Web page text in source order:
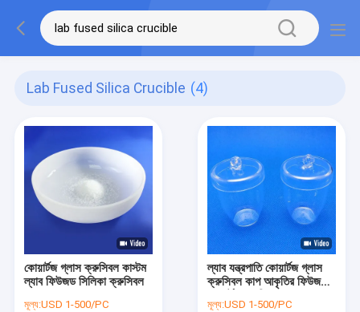
Lab Fused Silica Crucible (4)
কোয়ার্টজ গ্লাস ক্রুসিবল কাস্টম
ল্যাব ফিউজড সিলিকা ক্রুসিবল
মূল্য:USD 1-500/PC
ল্যাব যন্ত্রপাতি কোয়ার্টজ গ্লাস
ক্রুসিবল কাপ আকৃতির ফিউজড
মূল্য:USD 1-500/PC